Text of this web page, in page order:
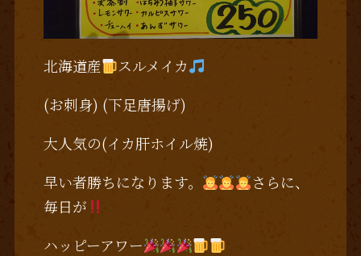
北海道産
スルメイカ
(お刺身) (下足唐揚げ)
大人気の(イカ肝ホイル焼)
早い者勝ちになります。
さらに、
毎日が
ハッピーアワー